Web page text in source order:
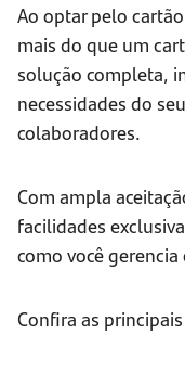
Ao optar pelo
mais do que um
solução completa,
necessidades do
colaboradores.
Com ampla
facilidades
como você
Confira as